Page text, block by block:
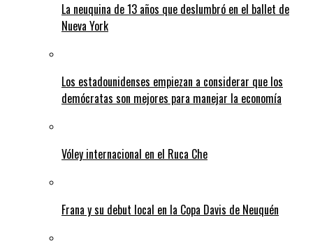
La neuquina de 13 años que deslumbró en el ballet de
Nueva York
Los estadounidenses empiezan a considerar que los
demócratas son mejores para manejar la economía
Vóley internacional en el Ruca Che
Frana y su debut local en la Copa Davis de Neuquén